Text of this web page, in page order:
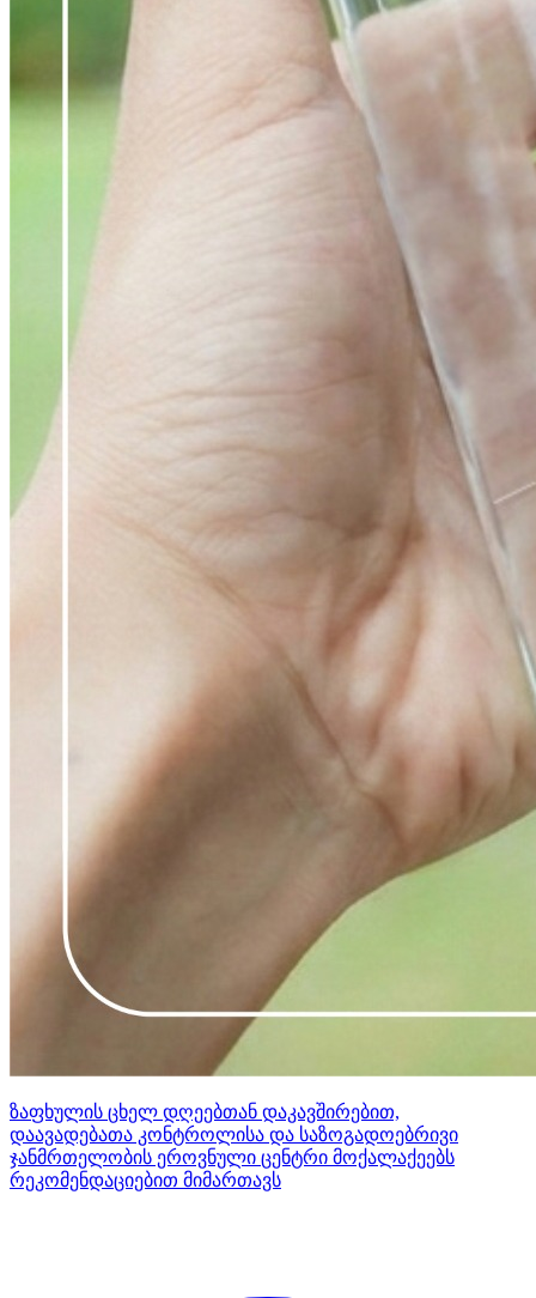
ზაფხულის ცხელ დღეებთან დაკავშირებით,
დაავადებათა კონტროლისა და საზოგადოებრივი
ჯანმრთელობის ეროვნული ცენტრი მოქალაქეებს
რეკომენდაციებით მიმართავს